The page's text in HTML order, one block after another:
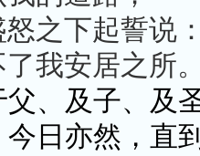
怒之下起誓说
我安居之所
、及子、及
今日亦然，直